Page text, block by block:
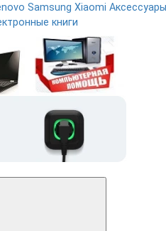
Samsung Xiaomi Аксессуары
книги